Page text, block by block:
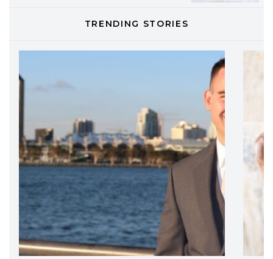
Davines presenta cofanetti beauty
ogni capello
TRENDING STORIES